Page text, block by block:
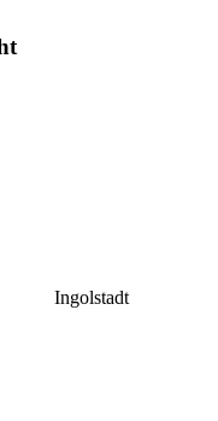
Ingolstadt